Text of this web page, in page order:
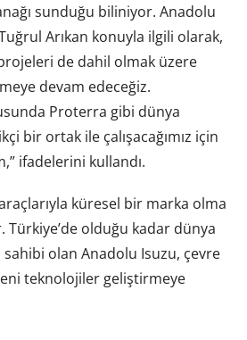
sunduğu biliniyor. Anadolu
Arıkan konuyla ilgili olarak,
de dahil olmak üzere
devam edeceğiz.
Proterra gibi dünya
bir ortak ile çalışacağımız için
ifadelerini kullandı.
küresel bir marka olma
Türkiye’de olduğu kadar dünya
olan Anadolu Isuzu, çevre
teknolojiler geliştirmeye